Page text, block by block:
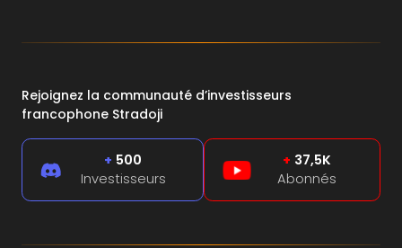
Rejoignez la communauté d’investisseurs
francophone Stradoji
+ 500
Investisseurs
+ 37,5K
Abonnés